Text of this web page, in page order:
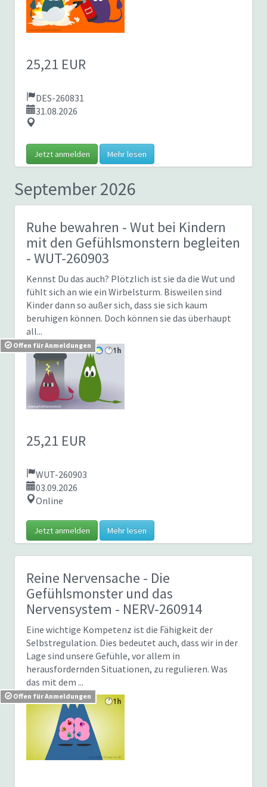
25,21 EUR
DES-260831
31.08.2026
Jetzt anmelden Mehr lesen
September 2026
Ruhe bewahren - Wut bei Kindern
mit den Gefühlsmonstern begleiten
- WUT-260903
Kennst Du das auch? Plötzlich ist sie da die Wut und
fühlt sich an wie ein Wirbelsturm. Bisweilen sind
Kinder dann so außer sich, dass sie sich kaum
beruhigen können. Doch können sie das überhaupt
all...
Offen für Anmeldungen
25,21 EUR
WUT-260903
03.09.2026
Online
Jetzt anmelden Mehr lesen
Reine Nervensache - Die
Gefühlsmonster und das
Nervensystem - NERV-260914
Eine wichtige Kompetenz ist die Fähigkeit der
Selbstregulation. Dies bedeutet auch, dass wir in der
Lage sind unsere Gefühle, vor allem in
herausfordernden Situationen, zu regulieren. Was
das mit dem ...
Offen für Anmeldungen